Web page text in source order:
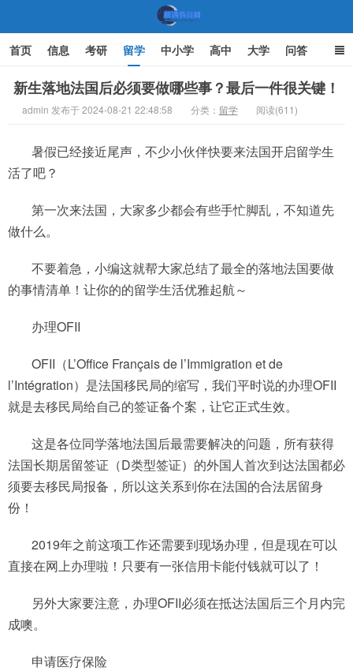
首页 信息 考研 留学 中小学 高中 大学 问答
文化 家庭教育
新生落地法国后必须要做哪些事？最后一件很关键！
admin 发布于 2024-08-21 22:48:58 分类： 留学 阅读(611)
暑假已经接近尾声，不少小伙伴快要来法国开启留学生
活了吧？
第一次来法国，大家多少都会有些手忙脚乱，不知道先
做什么。
不要着急，小编这就帮大家总结了最全的落地法国要做
的事情清单！让你的的留学生活优雅起航～
办理OFII
OFII（L’Office Français de l’Immigration et de
l’Intégration）是法国移民局的缩写，我们平时说的办理OFII
就是去移民局给自己的签证备个案，让它正式生效。
这是各位同学落地法国后最需要解决的问题，所有获得
法国长期居留签证（D类型签证）的外国人首次到达法国都必
须要去移民局报备，所以这关系到你在法国的合法居留身
份！
2019年之前这项工作还需要到现场办理，但是现在可以
直接在网上办理啦！只要有一张信用卡能付钱就可以了！
另外大家要注意，办理OFII必须在抵达法国后三个月内完
成噢。
申请医疗保险